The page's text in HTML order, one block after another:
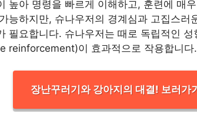
높아 명령을 빠르게 이해하고, 훈련에 매
능하지만, 슈나우저의 경계심과 고집스러
필요합니다. 슈나우저는 때로 독립적인
reinforcement)이 효과적으로 작용합니다.
장난꾸러기와 강아지의 대결! 보러가